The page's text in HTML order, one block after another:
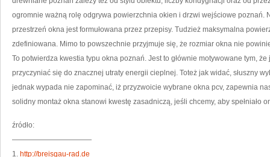
ogromnie ważną rolę odgrywa powierzchnia okien i drzwi wejściowe poznań.
przestrzeń okna jest formułowana przez przepisy. Tudzież maksymalna
zdefiniowana. Mimo to powszechnie przyjmuje się, że rozmiar okna nie
To potwierdza kwestia typu okna poznań. Jest to głównie motywowane tym,
przyczyniać się do znacznej utraty energii cieplnej. Toteż jak widać, słuszny
jednak wypada nie zapominać, iż przyzwoicie wybrane okna pcv, zapewnia
solidny montaż okna stanowi kwestę zasadniczą, jeśli chcemy, aby spełniało
źródło:
———————————
1. http://breisgau-rad.de